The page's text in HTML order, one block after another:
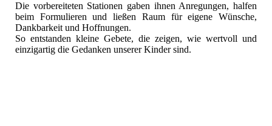
Die vorbereiteten Stationen gaben ihnen Anregungen, halfen
beim Formulieren und ließen Raum für eigene Wünsche,
Dankbarkeit und Hoffnungen.
So entstanden kleine Gebete, die zeigen, wie wertvoll und
einzigartig die Gedanken unserer Kinder sind.